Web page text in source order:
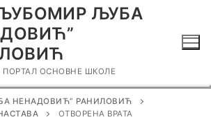
ЉУБА
ПОРТАЛ ОСНОВНЕ ШКОЛЕ
НЕНАДОВИЋ” РАНИЛОВИЋ
ОТВОРЕНА ВРАТА